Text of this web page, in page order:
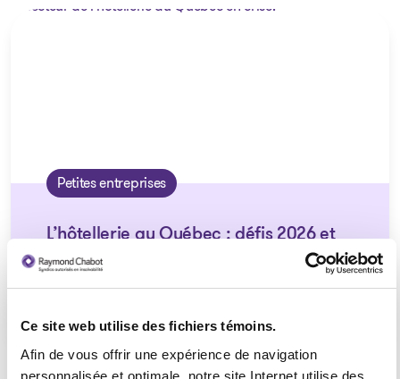
Ce site web utilise des fichiers témoins.
Afin de vous offrir une expérience de navigation
personnalisée et optimale, notre site Internet utilise des
Petites entreprises
L’hôtellerie au Québec : défis 2026 et
solutions concrètes pour les PME